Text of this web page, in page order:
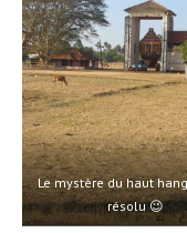
Le mystère du haut
résolu 😉